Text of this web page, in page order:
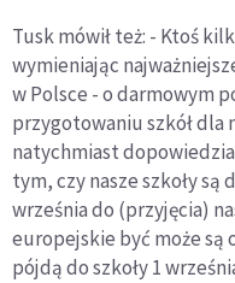
Tusk mówił też: - Ktoś
wymieniając
w Polsce - o darmowym
przygotowaniu szkół dla
natychmiast
tym, czy nasze szkoły
września do (przyjęcia)
europejskie być może są
pójdą do szkoły 1